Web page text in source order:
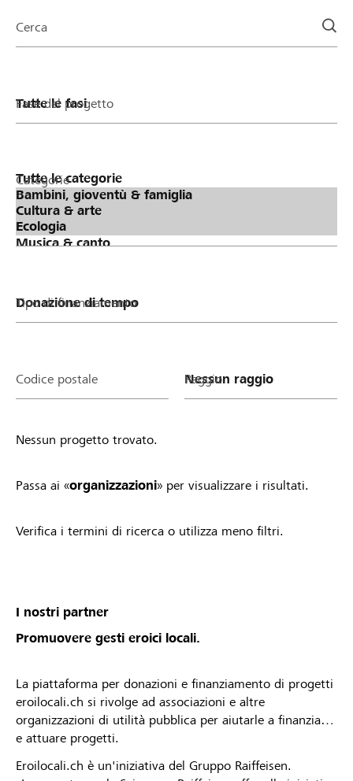
della
Cerca
Fase del progetto
Categorie
Tipo di finanziamento
Codice postale Raggio
Nessun progetto trovato.
Passa ai «organizzazioni» per visualizzare i risultati.
Verifica i termini di ricerca o utilizza meno filtri.
I nostri partner
Promuovere gesti eroici locali.
La piattaforma per donazioni e finanziamento di progetti
eroilocali.ch si rivolge ad associazioni e altre
organizzazioni di utilità pubblica per aiutarle a finanziare
e attuare progetti.
Eroilocali.ch è un'iniziativa del Gruppo Raiffeisen.